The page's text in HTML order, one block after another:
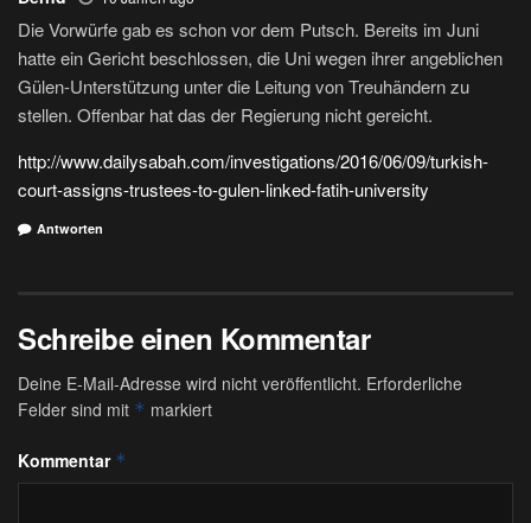
Die Vorwürfe gab es schon vor dem Putsch. Bereits im Juni
hatte ein Gericht beschlossen, die Uni wegen ihrer angeblichen
Gülen-Unterstützung unter die Leitung von Treuhändern zu
stellen. Offenbar hat das der Regierung nicht gereicht.
http://www.dailysabah.com/investigations/2016/06/09/turkish-
court-assigns-trustees-to-gulen-linked-fatih-university
Antworten
Schreibe einen Kommentar
Deine E-Mail-Adresse wird nicht veröffentlicht. Erforderliche
Felder sind mit * markiert
Kommentar *